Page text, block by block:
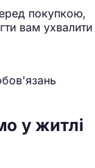
покупкою,
вам ухвалити
у житлі